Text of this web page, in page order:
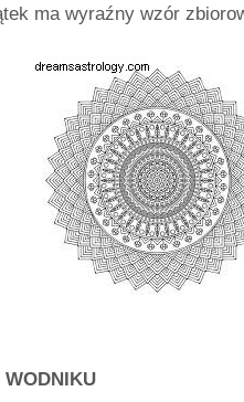
ma wyraźny wzór
WODNIKU